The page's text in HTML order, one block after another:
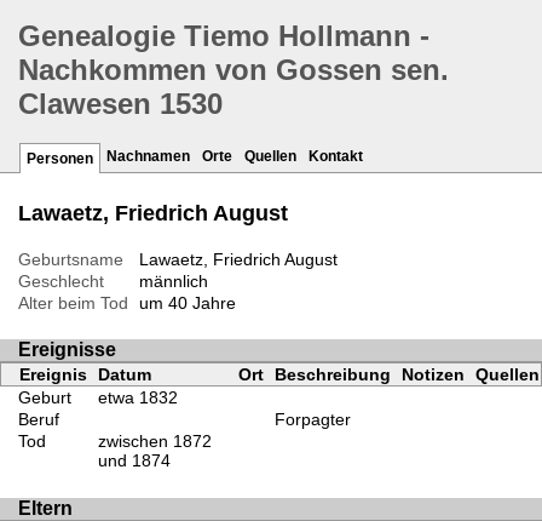
Genealogie Tiemo Hollmann -
Nachkommen von Gossen sen.
Clawesen 1530
Personen Nachnamen Orte Quellen Kontakt
Lawaetz, Friedrich August
Geburtsname
Lawaetz, Friedrich August
Geschlecht
männlich
Alter beim Tod
um 40 Jahre
Ereignisse
Ereignis Datum Ort Beschreibung Notizen
Quellen
Geburt
etwa 1832
Beruf
Forpagter
Tod
zwischen 1872
und 1874
Eltern